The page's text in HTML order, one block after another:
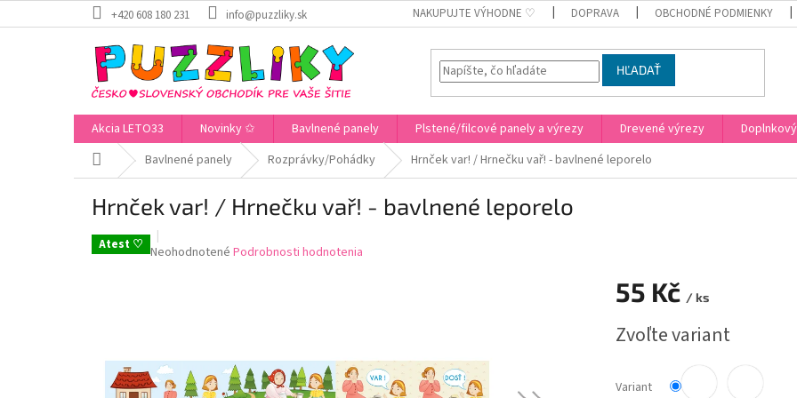
na
+420 608 180 231 info@puzzliky.sk NAKUPUJTE VÝHODNE ♡ DOPRAVA OBCHODNÉ PODMIENKY
HĽADAŤ
Akcia LETO33 Novinky ✩ Bavlnené panely Plstené/filcové panely a výrezy Drevené výrezy
DomovBavlnené panely Rozprávky/Pohádky Hrnček var! / Hrnečku vař! - bavlnené leporelo
Hrnček var! / Hrnečku vař! - bavlnené leporelo
Atest ♡ Priemerné
hviezdičiek.
Neohodnotené Podrobnosti hodnotenia
55 Kč / ks
cena:
Zvoľte variant
Variant